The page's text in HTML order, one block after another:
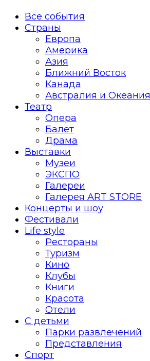
Все события
Страны
Европа
Америка
Азия
Ближний Восток
Канада
Австралия и Океания
Театр
Опера
Балет
Драма
Выставки
Музеи
ЭКСПО
Галереи
Галерея ART STORE
Концерты и шоу
Фестивали
Life style
Рестораны
Туризм
Кино
Клубы
Книги
Красота
Отели
С детьми
Парки развлечений
Представления
Спорт